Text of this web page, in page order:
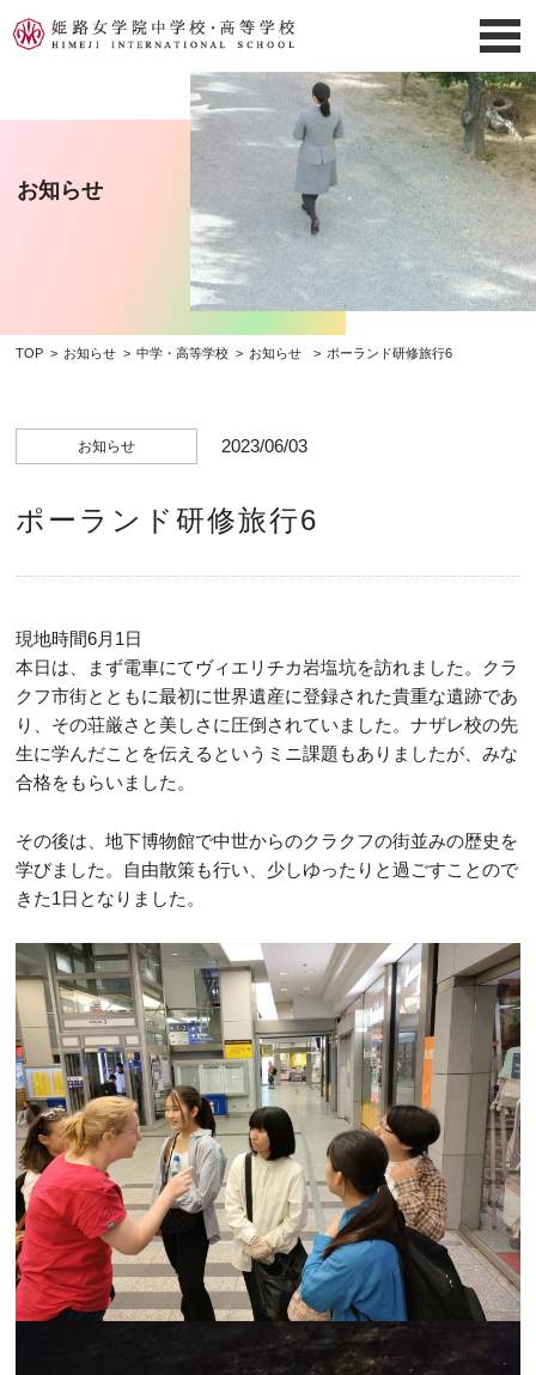
お知らせ
TOP お知らせ 中学・高等学校 お知らせ ポーランド研修旅行6
お知らせ 2023/06/03
ポーランド研修旅行6
現地時間6月1日
本日は、まず電車にてヴィエリチカ岩塩坑を訪れました。クラ
クフ市街とともに最初に世界遺産に登録された貴重な遺跡であ
り、その荘厳さと美しさに圧倒されていました。ナザレ校の先
生に学んだことを伝えるというミニ課題もありましたが、みな
合格をもらいました。
その後は、地下博物館で中世からのクラクフの街並みの歴史を
学びました。自由散策も行い、少しゆったりと過ごすことので
きた1日となりました。